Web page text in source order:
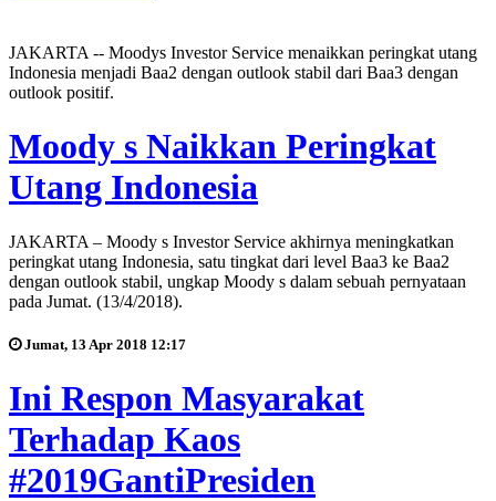
JAKARTA -- Moodys Investor Service menaikkan peringkat utang
Indonesia menjadi Baa2 dengan outlook stabil dari Baa3 dengan
outlook positif.
Moody s Naikkan Peringkat
Utang Indonesia
JAKARTA – Moody s Investor Service akhirnya meningkatkan
peringkat utang Indonesia, satu tingkat dari level Baa3 ke Baa2
dengan outlook stabil, ungkap Moody s dalam sebuah pernyataan
pada Jumat. (13/4/2018).
Jumat, 13 Apr 2018 12:17
Ini Respon Masyarakat
Terhadap Kaos
#2019GantiPresiden